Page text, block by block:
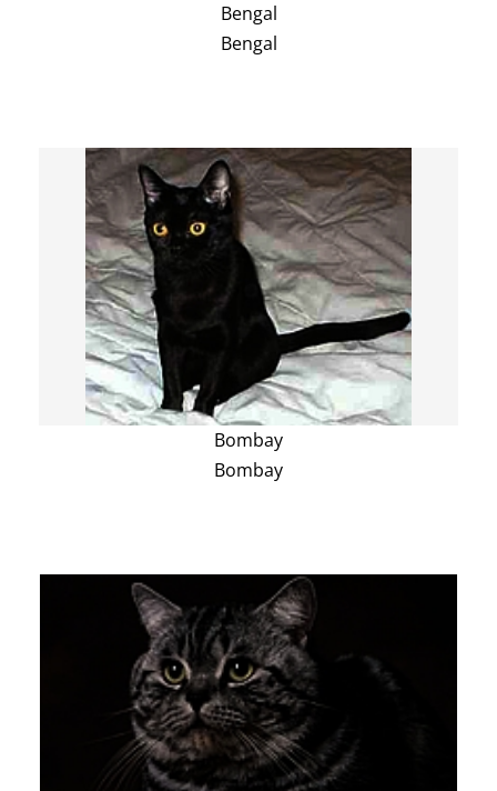
Bengal
Bengal
Bombay
Bombay